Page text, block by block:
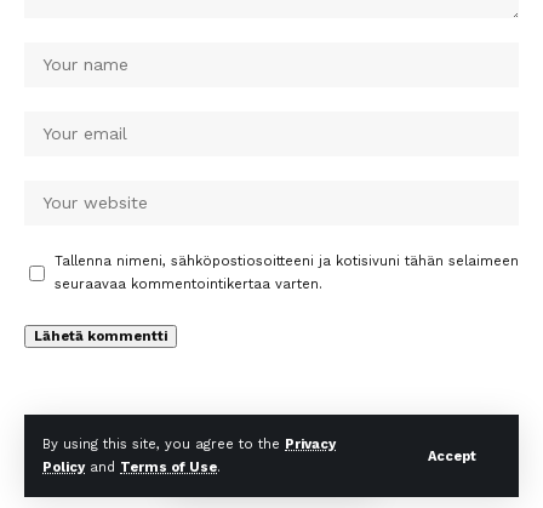
By using this site, you agree to the Privacy
Policyand Terms of Use.
Accept
Tallenna nimeni, sähköpostiosoitteeni ja kotisivuni tähän selaimeen
seuraavaa kommentointikertaa varten.
© Uutiset Times. All Rights Reserved.